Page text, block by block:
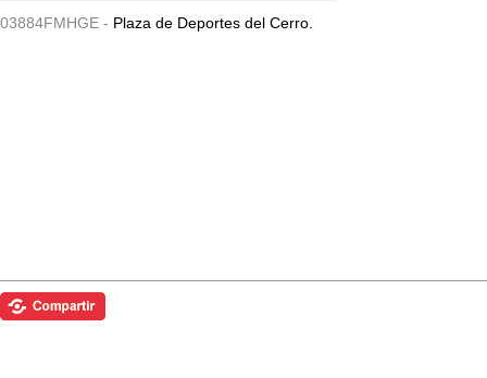
03884FMHGE - Plaza de Deportes del Cerro.